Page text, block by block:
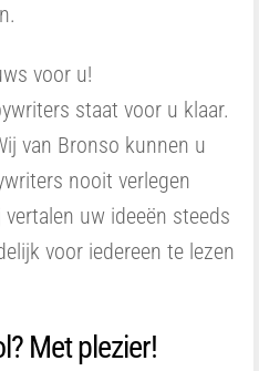
voor u!
staat voor u klaar.
van Bronso kunnen u
nooit verlegen
uw ideeën steeds
voor iedereen te lezen
Met plezier!